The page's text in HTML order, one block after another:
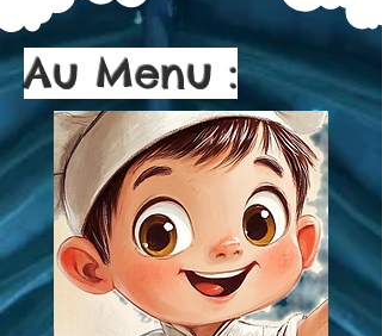
Au Menu :